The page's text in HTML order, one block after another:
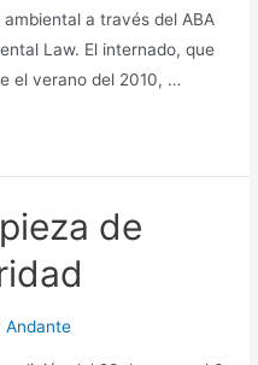
a través del ABA
Law. El internado, que
el verano del 2010, …
de
Andante